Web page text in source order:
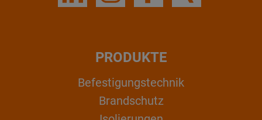
PRODUKTE
Befestigungstechnik
Brandschutz